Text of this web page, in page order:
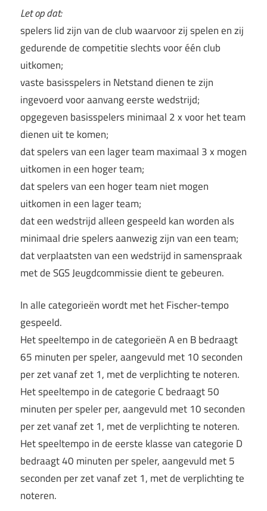
Let op dat:
spelers lid zijn van de club waarvoor zij spelen en zij
gedurende de competitie slechts voor één club
uitkomen;
vaste basisspelers in Netstand dienen te zijn
ingevoerd voor aanvang eerste wedstrijd;
opgegeven basisspelers minimaal 2 x voor het team
dienen uit te komen;
dat spelers van een lager team maximaal 3 x mogen
uitkomen in een hoger team;
dat spelers van een hoger team niet mogen
uitkomen in een lager team;
dat een wedstrijd alleen gespeeld kan worden als
minimaal drie spelers aanwezig zijn van een team;
dat verplaatsten van een wedstrijd in samenspraak
met de SGS Jeugdcommissie dient te gebeuren.
In alle categorieën wordt met het Fischer-tempo
gespeeld.
Het speeltempo in de categorieën A en B bedraagt
65 minuten per speler, aangevuld met 10 seconden
per zet vanaf zet 1, met de verplichting te noteren.
Het speeltempo in de categorie C bedraagt 50
minuten per speler per, aangevuld met 10 seconden
per zet vanaf zet 1, met de verplichting te noteren.
Het speeltempo in de eerste klasse van categorie D
bedraagt 40 minuten per speler, aangevuld met 5
seconden per zet vanaf zet 1, met de verplichting te
noteren.